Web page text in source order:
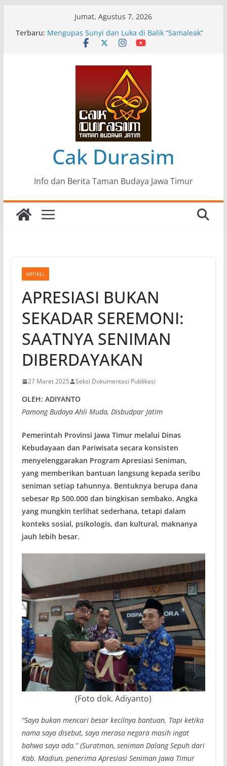
Jumat, Agustus 7, 2026
Terbaru: Pameran Lukisan Komunitas Patria Seni Rupa
Kota Blitar : Ketika “Bergerak” Menjadi Mantra
Mengupas Sunyi dan Luka di Balik “Samaleak”
Menjaga Marwah Seni dan Budaya: Catatan
Kunjungan Kerja Ir. Bambang Haryo Soekartono
(BHS) Anggota DPR RI ke Taman Budaya Jawa
Pameran Tunggal 35 Karya Agus Koecink
“Tumbang Tambang”, Ungkapan Kritis Tentang
Derita Pekerja Pertambangan
Cak Durasim
Info dan Berita Taman Budaya Jawa Timur
ARTIKEL
APRESIASI BUKAN
SEKADAR SEREMONI:
SAATNYA SENIMAN
DIBERDAYAKAN
27 Maret 2025 Seksi Dokumentasi Publikasi
OLEH: ADIYANTO
Pamong Budaya Ahli Muda, Disbudpar Jatim
Pemerintah Provinsi Jawa Timur melalui Dinas
Kebudayaan dan Pariwisata secara konsisten
menyelenggarakan Program Apresiasi Seniman,
yang memberikan bantuan langsung kepada seribu
seniman setiap tahunnya. Bentuknya berupa dana
sebesar Rp 500.000 dan bingkisan sembako. Angka
yang mungkin terlihat sederhana, tetapi dalam
konteks sosial, psikologis, dan kultural, maknanya
jauh lebih besar.
(Foto dok. Adiyanto)
“Saya bukan mencari besar kecilnya bantuan. Tapi ketika
nama saya disebut, saya merasa negara masih ingat
bahwa saya ada.”(Suratman, seniman Dalang Sepuhdari
Kab. Madiun, penerima Apresiasi Seniman Jawa Timur